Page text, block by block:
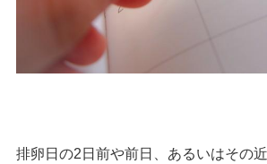
排卵日の2日前や前日、あるいはその